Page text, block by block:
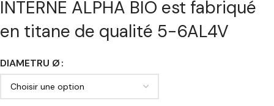
INTERNE ALPHA BIO est fabriqué
en titane de qualité 5-6AL4V
DIAMETRU Ø